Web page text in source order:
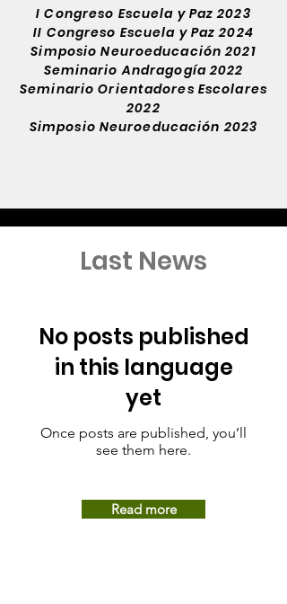
I Congreso Escuela y Paz 2023
II Congreso Escuela y Paz 2024
Simposio Neuroeducación 2021
Seminario Andragogía 2022
Seminario Orientadores Escolares
2022
Simposio Neuroeducación 2023
Last News
No posts published
in this language
yet
Once posts are published, you’ll
see them here.
Read more